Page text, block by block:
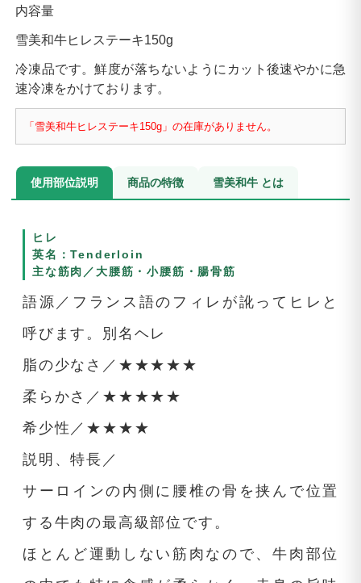
内容量
雪美和牛ヒレステーキ150g
冷凍品です。鮮度が落ちないようにカット後速やかに急
速冷凍をかけております。
「雪美和牛ヒレステーキ150g」の在庫がありません。
使用部位説明 商品の特徴 雪美和牛 とは
ヒレ
英名：Tenderloin
主な筋肉／大腰筋・小腰筋・腸骨筋
語源／フランス語のフィレが訛ってヒレと
呼びます。別名ヘレ
脂の少なさ／★★★★★
柔らかさ／★★★★★
希少性／★★★★
説明、特長／
サーロインの内側に腰椎の骨を挟んで位置
する牛肉の最高級部位です。
ほとんど運動しない筋肉なので、牛肉部位